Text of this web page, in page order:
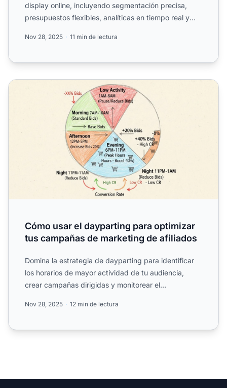
display online, incluyendo segmentación precisa,
presupuestos flexibles, analíticas en tiempo real y
Nov 28, 2025 11 min de lectura
Cómo usar el dayparting para optimizar tus campañas
Cómo usar el dayparting para optimizar
tus campañas de marketing de afiliados
Domina la estrategia de dayparting para identificar
los horarios de mayor actividad de tu audiencia,
crear campañas dirigidas y monitorear el
Nov 28, 2025 12 min de lectura